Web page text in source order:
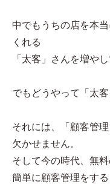
中でもうちの店を本
くれる
「太客」さんを増や
でもどうやって「太
それには、「顧客管
欠かせません。
そして今の時代、無
簡単に顧客管理をす